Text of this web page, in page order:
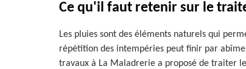
Ce qu'il faut retenir sur le
Les pluies sont des éléments naturels qui
répétition des intempéries peut finir par
travaux à La Maladrerie a proposé de traiter